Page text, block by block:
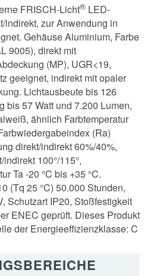
FRISCH-Licht®LED-
indirekt, zur Anwendung in
Gehäuse Aluminium, Farbe
9005), direkt mit
(MP), UGR<19,
geeignet, indirekt mit opaler
Lichtausbeute bis 126
bis 57 Watt und 7.200 Lumen,
ähnlich Farbtemperatur
(Ra)
direkt/indirekt 60%/40%,
100°/115°,
Ta -20 °C bis +35 °C.
(Tq 25 °C) 50.000 Stunden,
Schutzart IP20, Stoßfestigkeit
ENEC geprüft. Dieses Produkt
der Energieeffizienzklasse: C